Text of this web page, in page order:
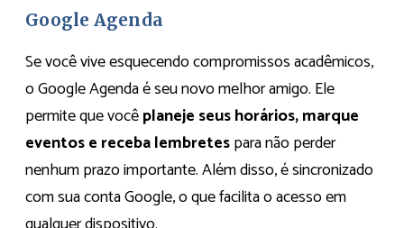
Google Agenda
Se você vive esquecendo compromissos acadêmicos,
o Google Agenda é seu novo melhor amigo. Ele
permite que vocêplaneje seus horários, marque
eventos e receba lembretespara não perder
nenhum prazo importante. Além disso, é sincronizado
com sua conta Google, o que facilita o acesso em